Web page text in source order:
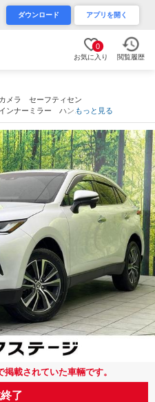
ダウンロード アプリを開く
0
お気に入り 閲覧履歴
メラ セーフティセン
ンナーミラー ハンズ
ＴＣ２．０ ドラレ
もっと見る
載されていた車輛です。
了